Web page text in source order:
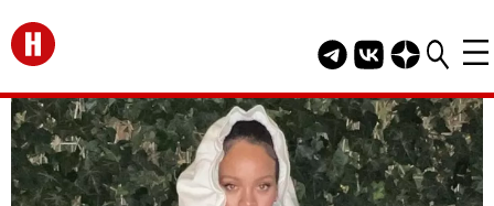
Перейти на главную
Telegram канал
Группа HELLO
Канал